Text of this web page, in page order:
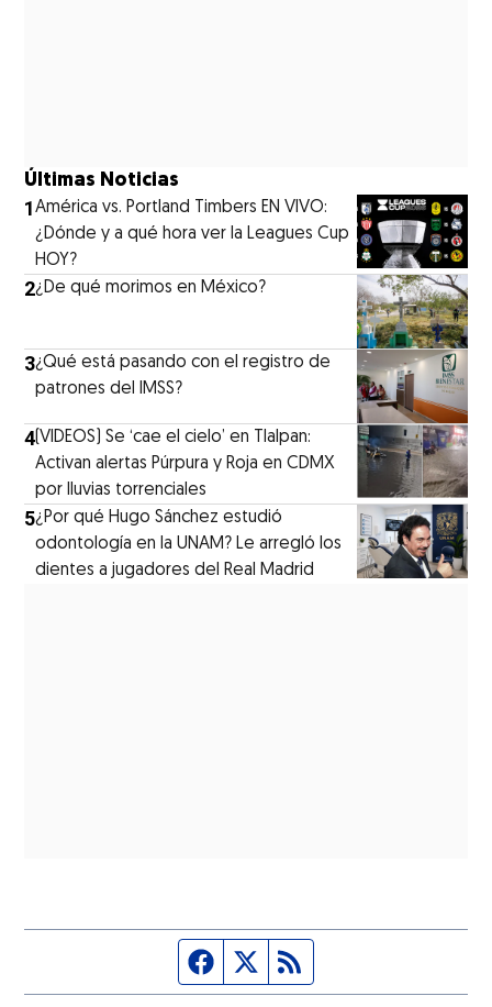
Últimas Noticias
1América vs. Portland Timbers EN VIVO:
¿Dónde y a qué hora ver la Leagues Cup
HOY?
2¿De qué morimos en México?
3¿Qué está pasando con el registro de
patrones del IMSS?
4 (VIDEOS) Se ‘cae el cielo’ en Tlalpan:
Activan alertas Púrpura y Roja en CDMX
por lluvias torrenciales
5¿Por qué Hugo Sánchez estudió
odontología en la UNAM? Le arregló los
dientes a jugadores del Real Madrid
Página de Facebook
Fuente Twitter